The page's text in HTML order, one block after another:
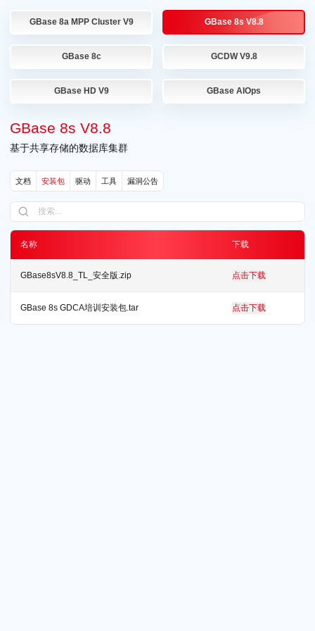
GBase 8a MPP Cluster V9 GBase 8s V8.8
GBase 8c GCDW V9.8
GBase HD V9 GBase AIOps
GBase 8s V8.8
基于共享存储的数据库集群
文档 安装包 驱动 工具 漏洞公告
名称 下载
GBase8sV8.8_TL_安全版.zip 点击下载
GBase 8s GDCA培训安装包.tar 点击下载